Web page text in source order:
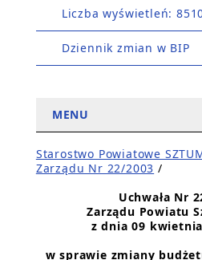
Liczba wyświetleń:
Dziennik zmian w BIP
MENU
Starostwo Powiatowe
Zarządu Nr 22/2003 /
Uchwała Nr
Zarządu Powiatu
z dnia 09
w sprawie zmiany